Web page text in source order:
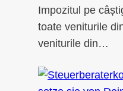
Impozitul pe
toate veniturile
veniturile din…